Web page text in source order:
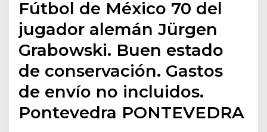
Fútbol de México 70 del
jugador alemán Jürgen
Grabowski. Buen estado
de conservación. Gastos
de envío no incluidos.
Pontevedra PONTEVEDRA